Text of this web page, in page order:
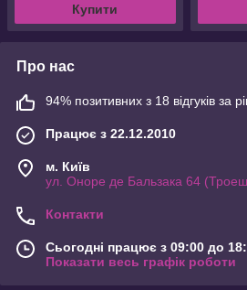
Купити
Про нас
94% позитивних з 18 відгуків за
Працює з 22.12.2010
м. Київ
ул. Оноре де Бальзака 64
Контакти
Сьогодні працює з 09:00 до
Показати весь графік роботи